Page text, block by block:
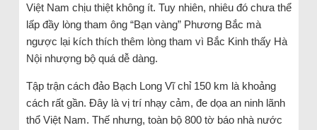
Việt Nam chịu thiệt không ít. Tuy nhiên, nhiêu đó chưa thể
lấp đầy lòng tham ông “Bạn vàng” Phương Bắc mà
ngược lại kích thích thêm lòng tham vì Bắc Kinh thấy Hà
Nội nhượng bộ quá dễ dàng.
Tập trận cách đảo Bạch Long Vĩ chỉ 150 km là khoảng
cách rất gần. Đây là vị trí nhạy cảm, đe dọa an ninh lãnh
thổ Việt Nam. Thế nhưng, toàn bộ 800 tờ báo nhà nước